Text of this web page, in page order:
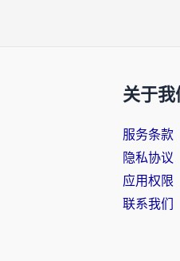
关于我
服务条款
隐私协议
应用权限
联系我们